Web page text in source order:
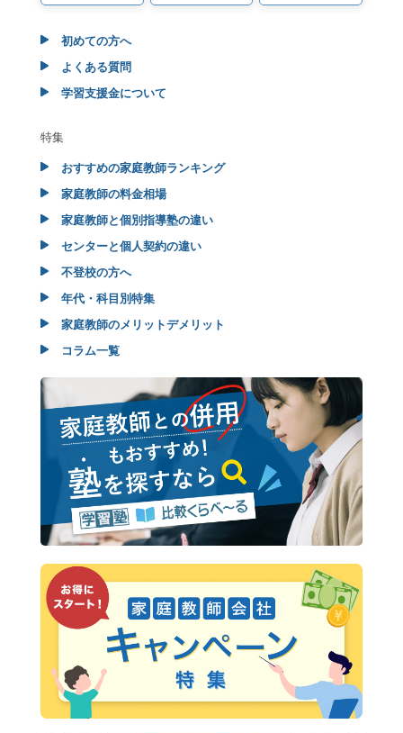
初めての方へ
よくある質問
学習支援金について
特集
おすすめの家庭教師ランキング
家庭教師の料金相場
家庭教師と個別指導塾の違い
センターと個人契約の違い
不登校の方へ
年代・科目別特集
家庭教師のメリットデメリット
コラム一覧